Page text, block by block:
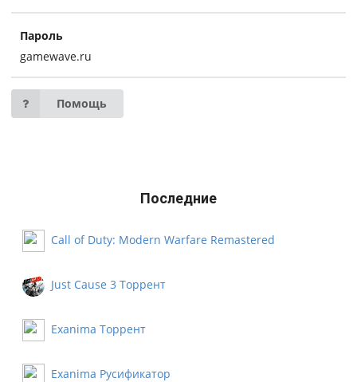
Пароль
gamewave.ru
Помощь
Последние
Call of Duty: Modern Warfare Remastered
Just Cause 3 Торрент
Exanima Торрент
Exanima Русификатор